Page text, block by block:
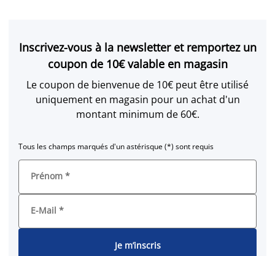
Inscrivez-vous à la newsletter et remportez un
coupon de 10€ valable en magasin
Le coupon de bienvenue de 10€ peut être utilisé
uniquement en magasin pour un achat d'un
montant minimum de 60€.
Tous les champs marqués d'un astérisque (*) sont requis
Prénom *
E-Mail *
Je m’inscris